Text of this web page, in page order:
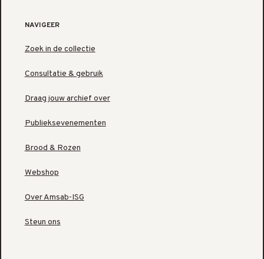
NAVIGEER
Zoek in de collectie
Consultatie & gebruik
Draag jouw archief over
Publieksevenementen
Brood & Rozen
Webshop
Over Amsab-ISG
Steun ons